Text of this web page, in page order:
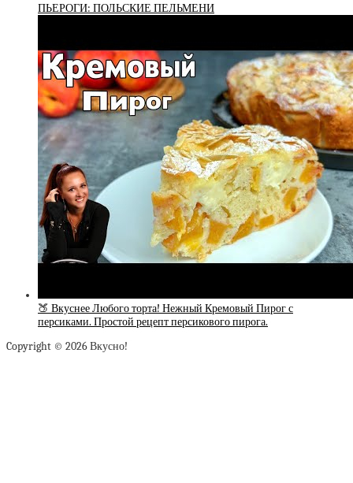
ПЬЕРОГИ: ПОЛЬСКИЕ ПЕЛЬМЕНИ
🍑 Вкуснее Любого торта! Нежный Кремовый Пирог с
персиками. Простой рецепт персикового пирога.
Copyright © 2026 Вкусно!